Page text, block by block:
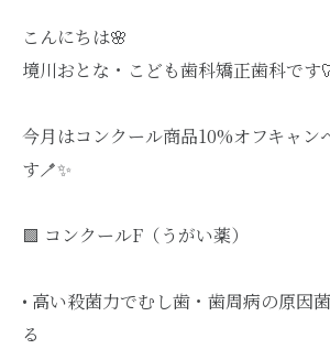
こんにちは🌸
境川おとな・こども歯科矯正歯科です
今月はコンクール商品10%オフキャン
す🪥✨
🟩 コンクールF（うがい薬）
• 高い殺菌力でむし歯・歯周病の原因
る